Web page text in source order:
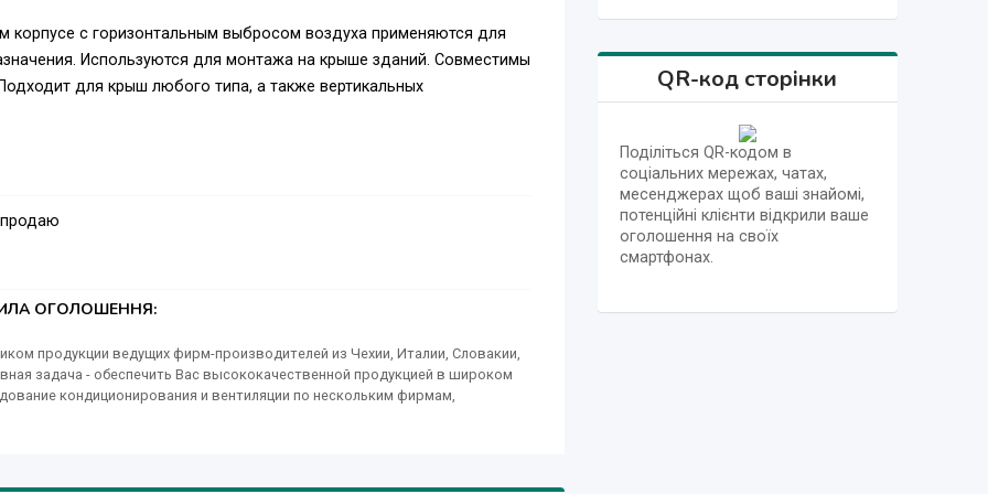
с горизонтальным выбросом воздуха применяются для
Используются для монтажа на крыше зданий. Совместимы
для крыш любого типа, а также вертикальных
ОГОЛОШЕННЯ:
продукции ведущих фирм-производителей из Чехии, Италии, Словакии,
задача - обеспечить Вас высококачественной продукцией в широком
кондиционирования и вентиляции по нескольким фирмам,
QR-код сторінки
Поділіться QR-кодом в
соціальних мережах, чатах,
месенджерах щоб ваші знайомі,
потенційні клієнти відкрили ваше
оголошення на своїх
смартфонах.